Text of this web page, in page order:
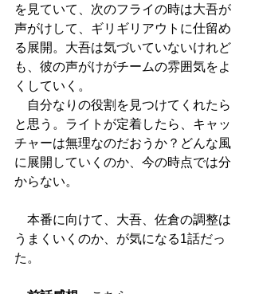
を見ていて、次のフライの時は大吾が
声がけして、ギリギリアウトに仕留め
る展開。大吾は気づいていないけれど
も、彼の声がけがチームの雰囲気をよ
くしていく。
自分なりの役割を見つけてくれたら
と思う。ライトが定着したら、キャッ
チャーは無理なのだおうか？どんな風
に展開していくのか、今の時点では分
からない。
本番に向けて、大吾、佐倉の調整は
うまくいくのか、が気になる1話だっ
た。